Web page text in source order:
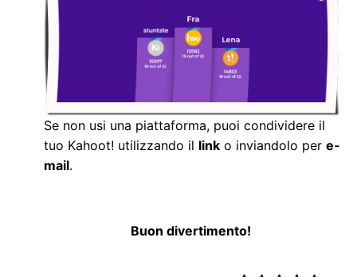
Se non usi una piattaforma, puoi condividere il
tuo Kahoot! utilizzando il link o inviandolo per e-
mail.
Buon divertimento!